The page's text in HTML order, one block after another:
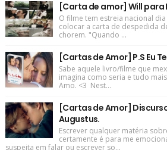
[Carta de amor] Will para
O filme tem estreia nacional
colocar a carta de despedida
chorem. "Quando ...
[Cartas de Amor] P.S Eu
Sabe aquele livro/filme que
imagina como seria e tudo
Amo. <3 Nest...
[Cartas de Amor]
Augustus.
Escrever qualquer matéria
certamente é para me
suspeita em falar ou escrever so...